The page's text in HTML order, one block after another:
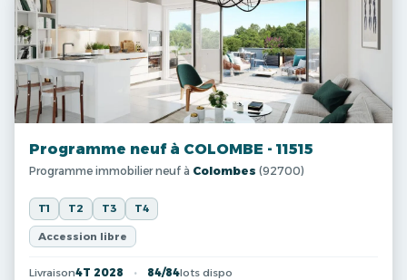
Programme neuf à COLOMBE - 11515
Programme immobilier neuf à Colombes (92700)
T1 T2 T3 T4
Accession libre
Livraison4T 2028 84/84lots dispo